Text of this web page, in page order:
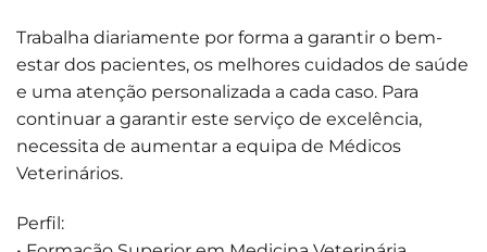
Trabalha diariamente por forma a garantir o bem-
estar dos pacientes, os melhores cuidados de saúde
e uma atenção personalizada a cada caso. Para
continuar a garantir este serviço de excelência,
necessita de aumentar a equipa de Médicos
Veterinários.
Perfil: